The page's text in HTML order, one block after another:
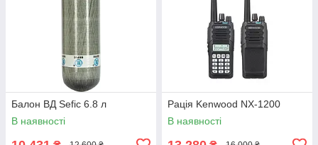
Балон ВД Sefic 6.8 л
В наявності
Рація Kenwood NX-1200
В наявності